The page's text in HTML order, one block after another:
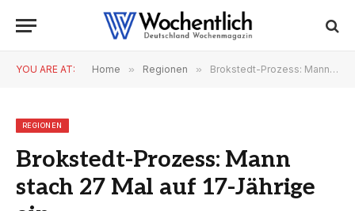
YOU ARE AT: Home » Regionen » Brokstedt-Prozess: Mann stach 27 Mal auf 17-Jährige ein
REGIONEN
Brokstedt-Prozess: Mann
stach 27 Mal auf 17-Jährige